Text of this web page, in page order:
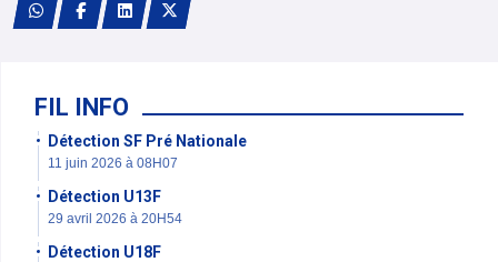
FIL INFO
Détection SF Pré Nationale
11 juin 2026 à 08H07
Détection U13F
29 avril 2026 à 20H54
Détection U18F